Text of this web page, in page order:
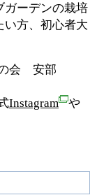
ガーデンの栽培
い方、初心者大
の会 安部
Instagram
や